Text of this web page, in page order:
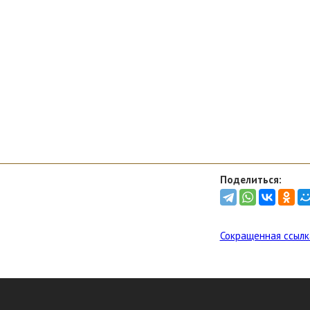
Поделиться:
Сокращенная